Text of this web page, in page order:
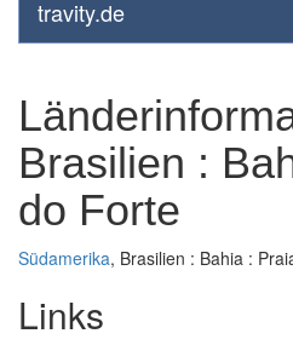
travity.de
Brasilien :
do Forte
Südamerika, Brasilien : Bahia :
Links